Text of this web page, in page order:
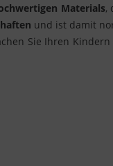
Materials,
und ist damit
Sie Ihren